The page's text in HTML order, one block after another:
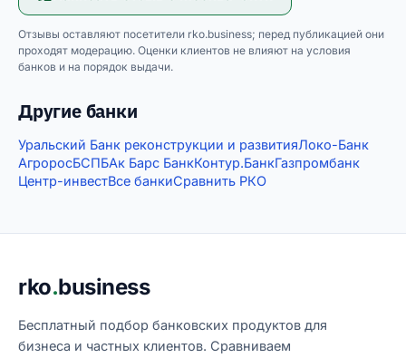
Отзывы оставляют посетители rko.business; перед публикацией они
проходят модерацию. Оценки клиентов не влияют на условия
банков и на порядок выдачи.
Другие банки
Уральский Банк реконструкции и развитияЛоко-Банк
АгроросБСПБАк Барс БанкКонтур.БанкГазпромбанк
Центр-инвестВсе банкиСравнить РКО
Подвал сайта
rko.business
Бесплатный подбор банковских продуктов для
бизнеса и частных клиентов. Сравниваем